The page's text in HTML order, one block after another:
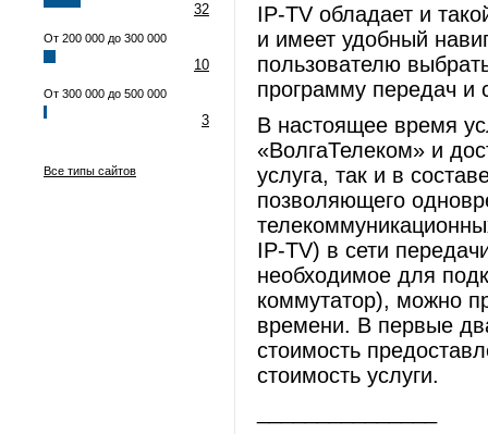
32
От 200 000 до 300 000
10
От 300 000 до 500 000
3
Все типы сайтов
IP-TV обладает и
и имеет удобный
пользователю
программу передач и
В настоящее время
«ВолгаТелеком» и
услуга, так и в
позволяющего
IP-TV) в сети
необходимое для
коммутатор), можно
времени. В первые
стоимость
стоимость услуги.